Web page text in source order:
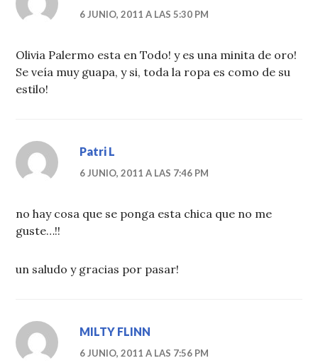
6 JUNIO, 2011 A LAS 5:30 PM
Olivia Palermo esta en Todo! y es una minita de oro!
Se veía muy guapa, y si, toda la ropa es como de su
estilo!
Patri L
6 JUNIO, 2011 A LAS 7:46 PM
no hay cosa que se ponga esta chica que no me
guste…!!
un saludo y gracias por pasar!
MILTY FLINN
6 JUNIO, 2011 A LAS 7:56 PM